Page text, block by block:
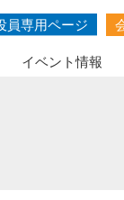
イベント情報